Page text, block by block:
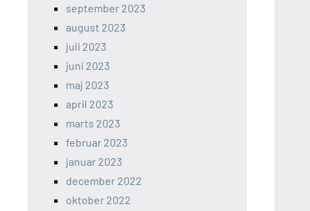
september 2023
august 2023
juli 2023
juni 2023
maj 2023
april 2023
marts 2023
februar 2023
januar 2023
december 2022
oktober 2022